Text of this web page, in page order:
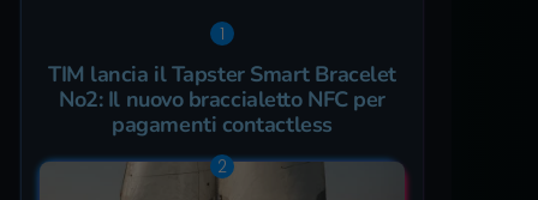
TIM lancia il Tapster Smart Bracelet
No2: Il nuovo braccialetto NFC per
pagamenti contactless